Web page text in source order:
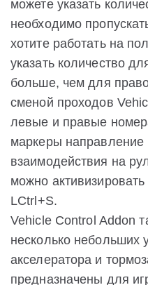
можете указать
необходимо
хотите работать на
указать количество
больше, чем для
сменой проходов
левые и правые
маркеры направление
взаимодействия на
можно
LCtrl+S.
Vehicle Control Addon
несколько небольших
акселератора и
предназначены для